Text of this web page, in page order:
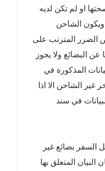
او لم تكن لديه
ويكون الشاحن
الضرر المترتب على
البضائع ولا يجوز
المذكورة في
الشاحن الا اذا
في سند
السفر بضائع غير
المتعلق بها